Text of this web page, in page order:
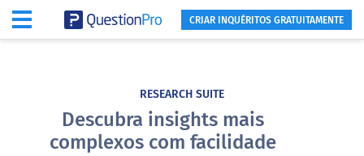
CRIAR INQUÉRITOS GRATUITAMENTE
RESEARCH SUITE
Descubra insights mais
complexos com facilidade